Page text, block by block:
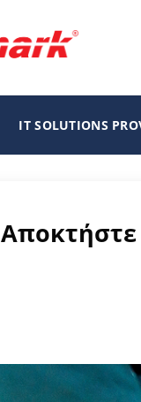
IT SOLUTIONS
Αποκτήστε